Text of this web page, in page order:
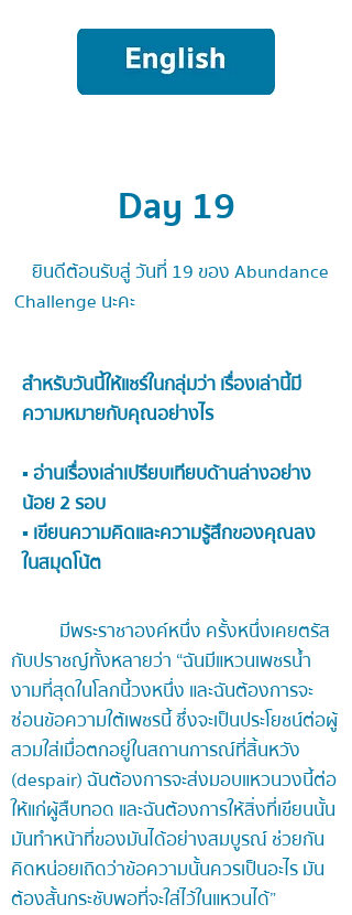
Day 19
ยินดีต้อนรับสู่ วันที่ 19 ของ Abundance
Challenge นะคะ
สำหรับวันนี้ให้แชร์ในกลุ่มว่า เรื่องเล่านี้มี
ความหมายกับคุณอย่างไร
▪ อ่านเรื่องเล่าเปรียบเทียบด้านล่างอย่าง
น้อย 2 รอบ
▪ เขียนความคิดและความรู้สึกของคุณลง
ในสมุดโน้ต
มีพระราชาองค์หนึ่ง ครั้งหนึ่งเคยตรัส
กับปราชญ์ทั้งหลายว่า “ฉันมีแหวนเพชรน้ำ
งามที่สุดในโลกนี้วงหนึ่ง และฉันต้องการจะ
ซ่อนข้อความใต้เพชรนี้ ซึ่งจะเป็นประโยชน์ต่อผู้
สวมใส่เมื่อตกอยู่ในสถานการณ์ที่สิ้นหวัง
(despair) ฉันต้องการจะส่งมอบแหวนวงนี้ต่อ
ให้แก่ผู้สืบทอด และฉันต้องการให้สิ่งที่เขียนนั้น
มันทำหน้าที่ของมันได้อย่างสมบูรณ์ ช่วยกัน
คิดหน่อยเถิดว่าข้อความนั้นควรเป็นอะไร มัน
ต้องสั้นกระชับพอที่จะใส่ไว้ในแหวนได้”